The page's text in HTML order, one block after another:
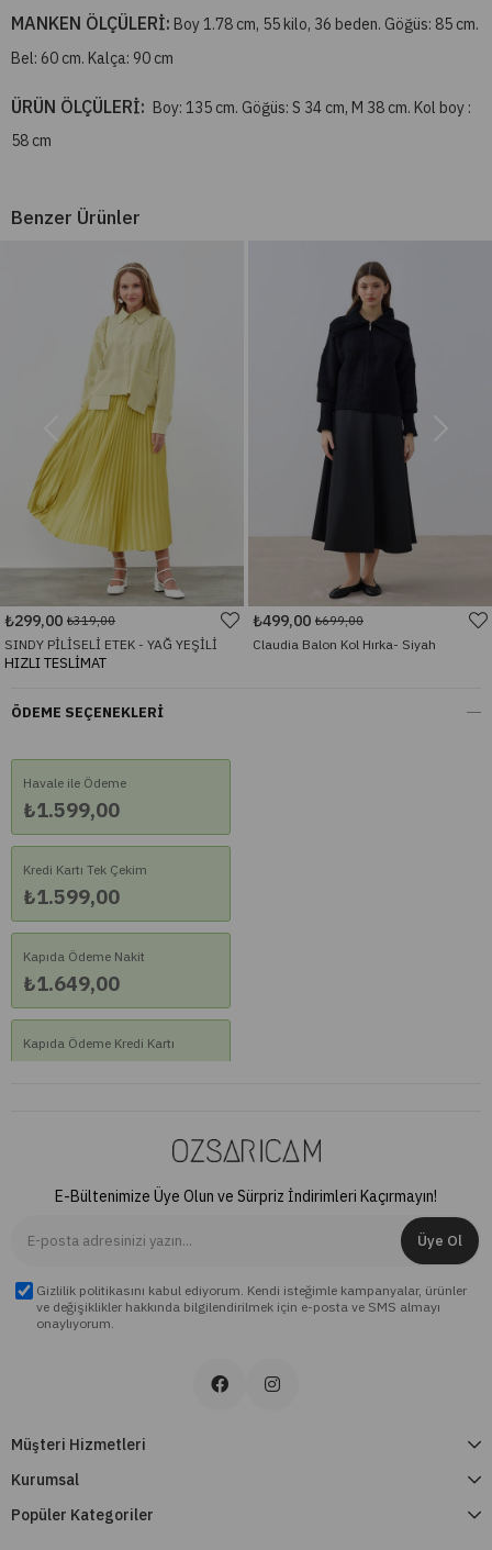
MANKEN ÖLÇÜLERİ: Boy 1.78 cm, 55 kilo, 36 beden. Göğüs: 85 cm.
Bel: 60 cm. Kalça: 90 cm
ÜRÜN ÖLÇÜLERİ: Boy: 135 cm. Göğüs: S 34 cm, M 38 cm. Kol boy :
58 cm
Benzer Ürünler
₺299,00 ₺319,00
SINDY PİLİSELİ ETEK - YAĞ YEŞİLİ
HIZLI TESLİMAT
₺499,00 ₺699,00
Claudia Balon Kol Hırka- Siyah
ÖDEME SEÇENEKLERI
Havale ile Ödeme
₺1.599,00
Kredi Kartı Tek Çekim
₺1.599,00
Kapıda Ödeme Nakit
₺1.649,00
Kapıda Ödeme Kredi Kartı
E-Bültenimize Üye Olun ve Sürpriz İndirimleri Kaçırmayın!
Üye Ol
Gizlilik politikasını kabul ediyorum. Kendi isteğimle kampanyalar, ürünler
ve değişiklikler hakkında bilgilendirilmek için e-posta ve SMS almayı
onaylıyorum.
Müşteri Hizmetleri
Kurumsal
Popüler Kategoriler